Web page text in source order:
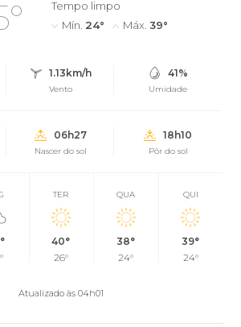
Tempo limpo
Mín. 24° Máx. 39°
1.13km/h
Vento
41%
Umidade
06h27
Nascer do sol
18h10
Pôr do sol
TER
40°
26°
QUA
38°
24°
QUI
39°
24°
Atualizado às 04h01